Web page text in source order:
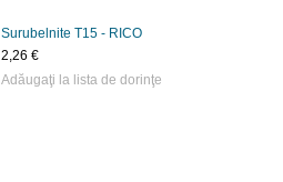
Surubelnite Т15 - RICO
2,26 €
Adăugaţi la lista de dorinţe